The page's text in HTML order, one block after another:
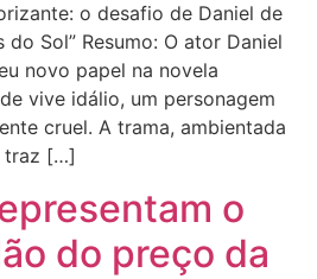
o desafio de Daniel de
do Sol” Resumo: O ator Daniel
novo papel na novela
vive idálio, um personagem
cruel. A trama, ambientada
traz […]
o
do preço da